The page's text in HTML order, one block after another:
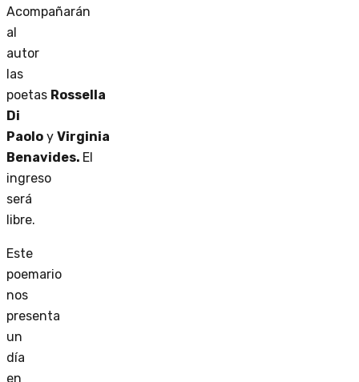
Acompañarán
al
autor
las
poetas Rossella
Di
Paolo y Virginia
Benavides. El
ingreso
será
libre.
Este
poemario
nos
presenta
un
día
en